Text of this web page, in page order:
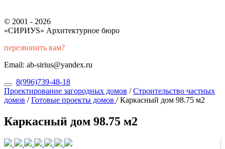
© 2001 - 2026
«СИРИУS» Архитектурное бюро
перезвонить вам?
Email: ab-sirius@yandex.ru
8(996)739-48-18
Проектирование загородных домов /Строительство частных
домов /Готовые проекты домов /Каркасный дом 98.75 м2
Каркасный дом 98.75 м2